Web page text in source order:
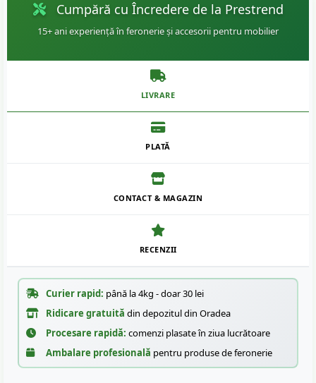
Cumpără cu Încredere de la Prestrend
15+ ani experiență în feronerie și accesorii pentru mobilier
LIVRARE
PLATĂ
CONTACT & MAGAZIN
RECENZII
Curier rapid: până la 4kg - doar 30 lei
Ridicare gratuită din depozitul din Oradea
Procesare rapidă: comenzi plasate în ziua lucrătoare
Ambalare profesională pentru produse de feronerie